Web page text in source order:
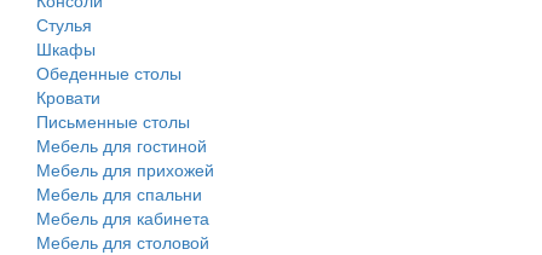
Стулья
Шкафы
Обеденные столы
Кровати
Письменные столы
Мебель для гостиной
Мебель для прихожей
Мебель для спальни
Мебель для кабинета
Мебель для столовой